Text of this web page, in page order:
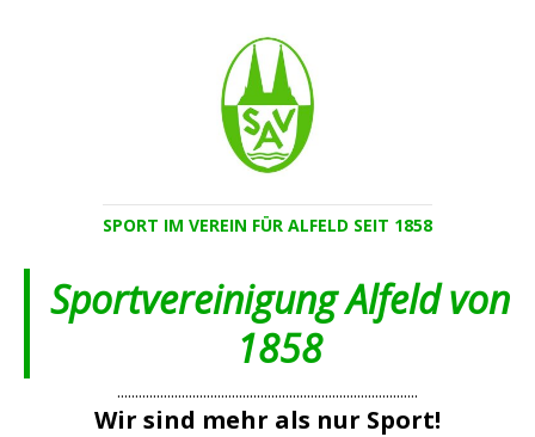
SPORT IM VEREIN FÜR ALFELD SEIT 1858
Sportvereinigung Alfeld von
1858
....................................................................................
Wir sind mehr als nur Sport!